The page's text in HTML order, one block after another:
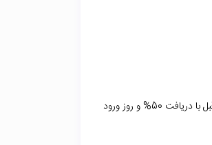
72 ساعت قبل ورود با دریافت 15%کل وجه و 48 ساعت قبل با دریافت 35% کل وجه و 24 ساعت قبل با دریافت 50% و روز ورود